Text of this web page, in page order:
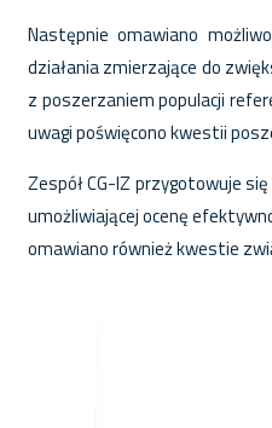
Następnie omawiano
działania zmierzające do
z poszerzaniem populacji
uwagi poświęcono kwestii
Zespół CG-IZ przygotowuje
umożliwiającej ocenę
omawiano również kwestie